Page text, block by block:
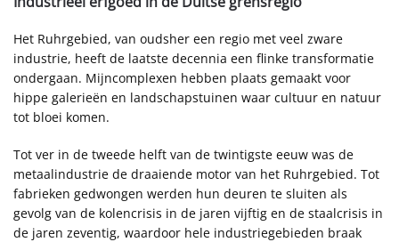
Het Ruhrgebied, van oudsher een regio met veel zware
industrie, heeft de laatste decennia een flinke transformatie
ondergaan. Mijncomplexen hebben plaats gemaakt voor
hippe galerieën en landschapstuinen waar cultuur en natuur
tot bloei komen.
Tot ver in de tweede helft van de twintigste eeuw was de
metaalindustrie de draaiende motor van het Ruhrgebied. Tot
fabrieken gedwongen werden hun deuren te sluiten als
gevolg van de kolencrisis in de jaren vijftig en de staalcrisis in
de jaren zeventig, waardoor hele industriegebieden braak